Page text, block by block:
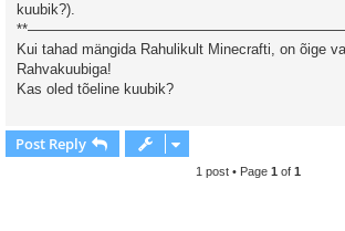
kuubik?).
Kui tahad mängida Rahulikult Minecrafti, on õige
Rahvakuubiga!
Kas oled tõeline kuubik?
Post Reply
1 post • Page 1 of 1